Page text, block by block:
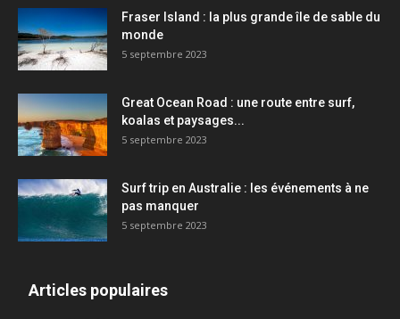
Fraser Island : la plus grande île de sable du
monde
5 septembre 2023
Great Ocean Road : une route entre surf,
koalas et paysages...
5 septembre 2023
Surf trip en Australie : les événements à ne
pas manquer
5 septembre 2023
Articles populaires